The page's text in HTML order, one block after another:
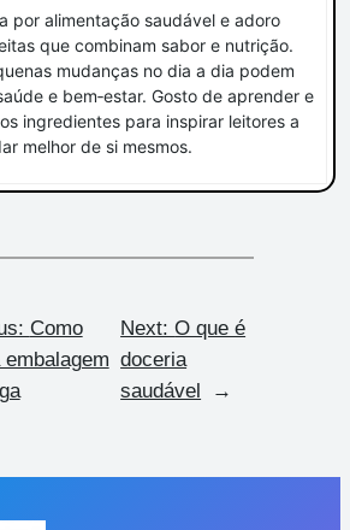
por alimentação saudável e adoro
que combinam sabor e nutrição.
mudanças no dia a dia podem
e bem‑estar. Gosto de aprender e
ingredientes para inspirar leitores a
melhor de si mesmos.
Como
Next:O que é
doceria
saudável
→